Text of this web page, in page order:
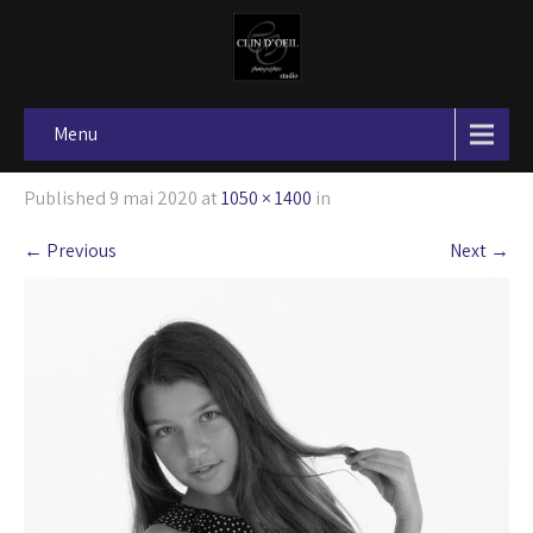
Menu
Published 9 mai 2020 at1050 × 1400 in
← Previous Next →